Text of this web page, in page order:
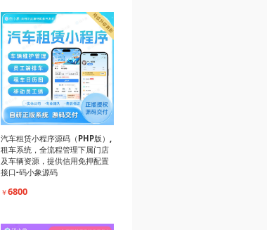
汽车租赁小程序源码（PHP版）,
租车系统，全流程管理下属门店
及车辆资源，提供信用免押配置
接口-码小象源码
￥6800